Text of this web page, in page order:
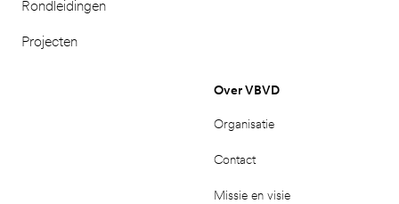
Rondleidingen
Projecten
Over VBVD
Organisatie
Contact
Missie en visie